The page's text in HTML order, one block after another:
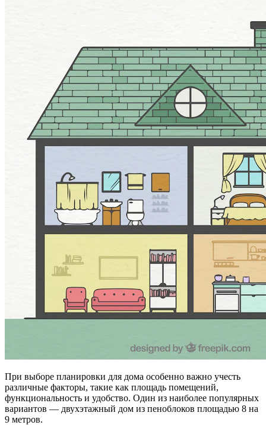
При выборе планировки для дома особенно важно учесть
различные факторы, такие как площадь помещений,
функциональность и удобство. Один из наиболее популярных
вариантов — двухэтажный дом из пеноблоков площадью 8 на
9 метров.